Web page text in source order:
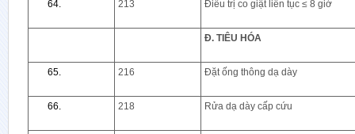
213 Điều trị co giật liên tục ≤ 8 giờ
Đ. TIÊU HÓA
216 Đặt ống thông dạ dày
218 Rửa dạ dày cấp cứu